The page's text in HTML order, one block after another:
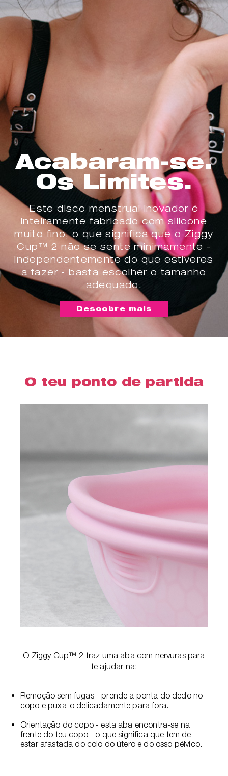
Acabaram-se.
Os Limites.
Este disco menstrual inovador é
inteiramente fabricado com silicone
muito fino, o que significa que o Ziggy
Cup™ 2 não se sente minimamente -
independentemente do que estiveres
a fazer - basta escolher o tamanho
adequado.
Descobre mais
O teu ponto de partida
O Ziggy Cup™ 2 traz uma aba com nervuras para
te ajudar na:
Remoção sem fugas - prende a ponta do dedo no
copo e puxa-o delicadamente para fora.
Orientação do copo - esta aba encontra-se na
frente do teu copo - o que significa que tem de
estar afastada do colo do útero e do osso pélvico.